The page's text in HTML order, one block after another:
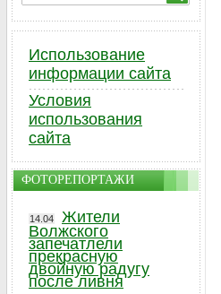
Использование
информации сайта
Условия
использования
сайта
ФОТОРЕПОРТАЖИ
14.04
Жители
Волжского
запечатлели
прекрасную
двойную радугу
после ливня